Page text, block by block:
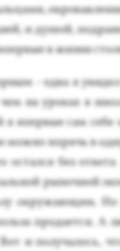
и ду­шой,
в жиз­ни
- ед­ва я
на уро­ках в
впер­вые сам се­бе
мож­но впрячь в
без
ры­ноч­ной
ок­ру­жа­ющим. Но
про­да­ет­ся. А
и по­луча­лось,